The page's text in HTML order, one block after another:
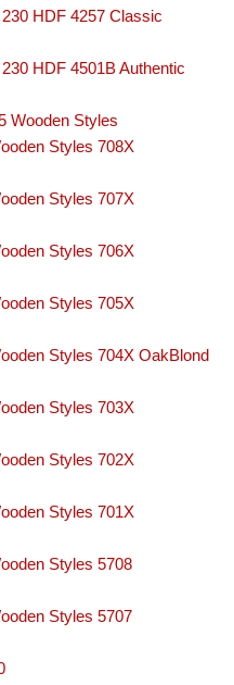
HDF 4257 Classic
HDF 4501B Authentic
Wooden Styles
Styles 708X
Styles 707X
Styles 706X
Styles 705X
Styles 704X OakBlond
Styles 703X
Styles 702X
Styles 701X
Styles 5708
Styles 5707